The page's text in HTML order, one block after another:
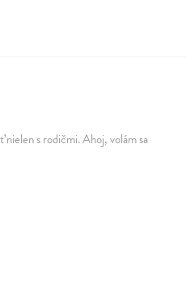
s rodičmi. Ahoj, volám sa